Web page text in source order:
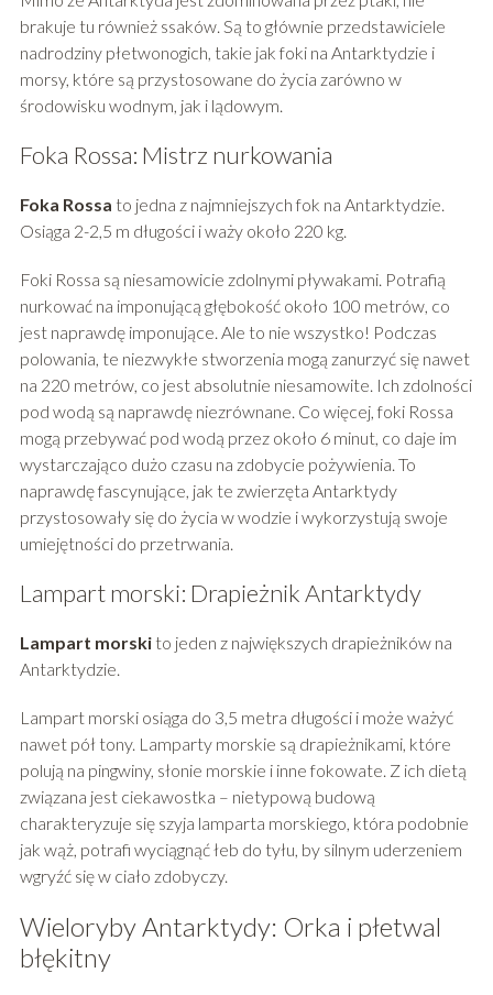
brakuje tu również ssaków. Są to głównie przedstawiciele
nadrodziny płetwonogich, takie jak foki na Antarktydzie i
morsy, które są przystosowane do życia zarówno w
środowisku wodnym, jak i lądowym.
Foka Rossa: Mistrz nurkowania
Foka Rossa to jedna z najmniejszych fok na Antarktydzie.
Osiąga 2-2,5 m długości i waży około 220 kg.
Foki Rossa są niesamowicie zdolnymi pływakami. Potrafią
nurkować na imponującą głębokość około 100 metrów, co
jest naprawdę imponujące. Ale to nie wszystko! Podczas
polowania, te niezwykłe stworzenia mogą zanurzyć się nawet
na 220 metrów, co jest absolutnie niesamowite. Ich zdolności
pod wodą są naprawdę niezrównane. Co więcej, foki Rossa
mogą przebywać pod wodą przez około 6 minut, co daje im
wystarczająco dużo czasu na zdobycie pożywienia. To
naprawdę fascynujące, jak te zwierzęta Antarktydy
przystosowały się do życia w wodzie i wykorzystują swoje
umiejętności do przetrwania.
Lampart morski: Drapieżnik Antarktydy
Lampart morskito jeden z największych drapieżników na
Antarktydzie.
Lampart morski osiąga do 3,5 metra długości i może ważyć
nawet pół tony. Lamparty morskie są drapieżnikami, które
polują na pingwiny, słonie morskie i inne fokowate. Z ich dietą
związana jest ciekawostka – nietypową budową
charakteryzuje się szyja lamparta morskiego, która podobnie
jak wąż, potrafi wyciągnąć łeb do tyłu, by silnym uderzeniem
wgryźć się w ciało zdobyczy.
Wieloryby Antarktydy: Orka i płetwal
błękitny